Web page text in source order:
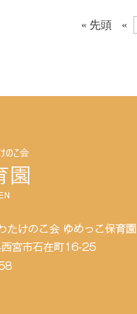
« 先頭 «